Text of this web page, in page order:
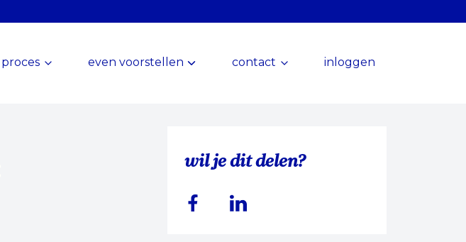
proces even voorstellen contact inloggen
wil je dit delen?